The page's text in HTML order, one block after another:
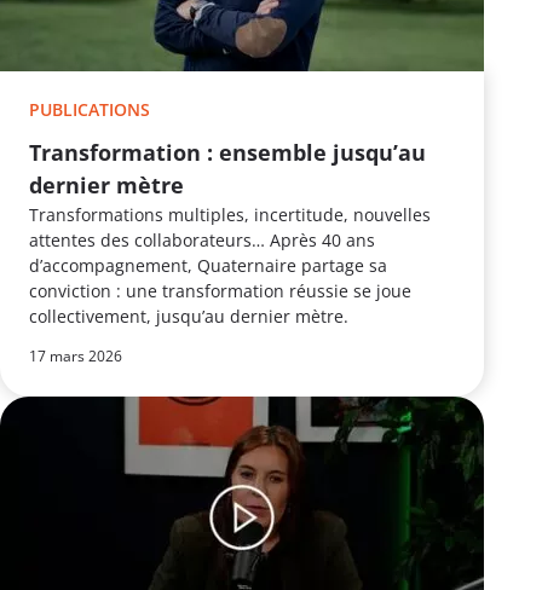
PUBLICATIONS
Transformation : ensemble jusqu’au
dernier mètre
Transformations multiples, incertitude, nouvelles
attentes des collaborateurs… Après 40 ans
d’accompagnement, Quaternaire partage sa
conviction : une transformation réussie se joue
collectivement, jusqu’au dernier mètre.
17 mars 2026